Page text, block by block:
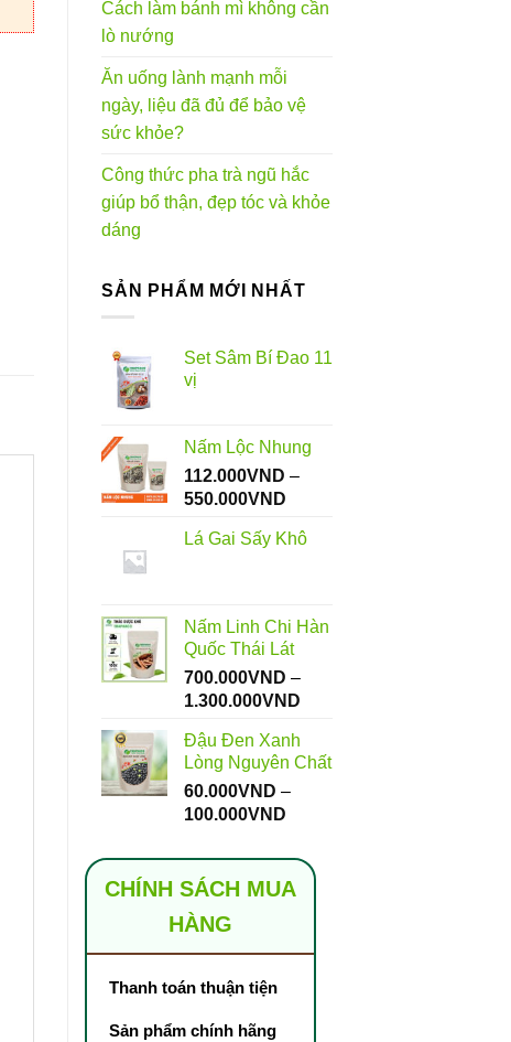
Cách làm bánh mì không cần
lò nướng
Ăn uống lành mạnh mỗi
ngày, liệu đã đủ để bảo vệ
sức khỏe?
Công thức pha trà ngũ hắc
giúp bổ thận, đẹp tóc và khỏe
dáng
SẢN PHẨM MỚI NHẤT
Set Sâm Bí Đao 11
vị
Nấm Lộc Nhung
112.000VND –
550.000VND
từ
Lá Gai Sấy Khô
Nấm Linh Chi Hàn
Quốc Thái Lát
700.000VND –
1.300.000VND
700.000VND
Đậu Đen Xanh
Lòng Nguyên Chất
60.000VND –
100.000VND
từ
60.000VND
CHÍNH SÁCH MUA
HÀNG
Thanh toán thuận tiện
Sản phẩm chính hãng